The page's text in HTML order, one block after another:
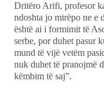
Dritëro Arifi, profesor
ndoshta jo mirëpo ne e
është ai i formimit të
serbe, por duhet pasur
mund të vijë vetëm
nuk duhet të pranojmë
këmbim të saj”.